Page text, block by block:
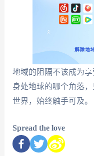
地域的阻隔不该成为
身处地球的哪个角落
世界，始终触手可及。
Spread the love